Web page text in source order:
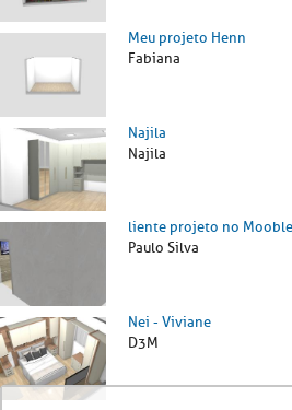
Meu projeto Henn
Fabiana
Najila
Najila
liente projeto no Mooble
Paulo Silva
Nei - Viviane
D3M